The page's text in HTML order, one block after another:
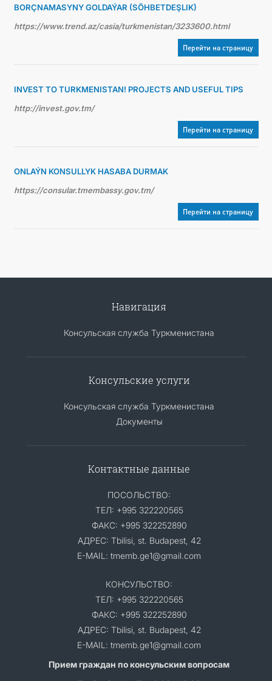
BORÇNAMASYNY GOLDAÝAR (SÖHBETDEŞLIK)
https://www.trend.az/casia/turkmenistan/3233600.html
Перейти на страницу
INVEST TO TURKMENISTAN! PROJECTS AND USEFUL TIPS
http://invest.gov.tm/
Перейти на страницу
ONLAÝN KONSULLYK HASABA DURMAK
https://consular.tmembassy.gov.tm/
Перейти на страницу
Навигация
Консульская служба Туркменистана
Консульские услуги
Консульская служба Туркменистана
Документы
Контактные данные
ПОСОЛЬСТВО:
ТЕЛ: +995 322220565
ФАКС: +995 322252890
АДРЕС: Tbilisi, st. Budapest, 42
E-MAIL: tmemb.ge1@gmail.com
КОНСУЛЬСТВО:
ТЕЛ: +995 322220565
ФАКС: +995 322252890
АДРЕС: Tbilisi, st. Budapest, 42
E-MAIL: tmemb.ge1@gmail.com
Прием граждан по консульским вопросам